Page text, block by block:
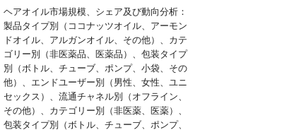
ヘアオイル市場規模、シェア及び動向分析：
製品タイプ別（ココナッツオイル、アーモン
ドオイル、アルガンオイル、その他）、カテ
ゴリー別（非医薬品、医薬品）、包装タイプ
別（ボトル、チューブ、ポンプ、小袋、その
他）、エンドユーザー別（男性、女性、ユニ
セックス）、流通チャネル別（オフライン、
その他）、カテゴリー別（非医薬、医薬）、
包装タイプ別（ボトル、チューブ、ポンプ、